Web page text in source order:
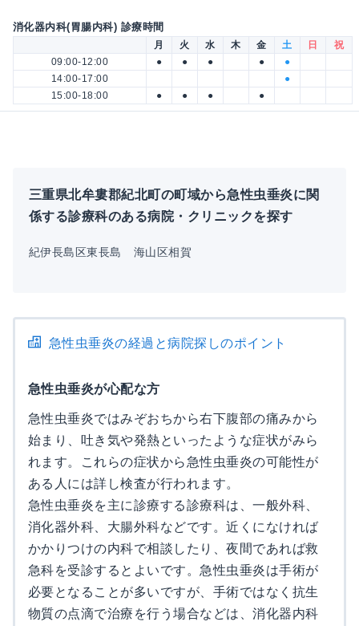
消化器内科(胃腸内科) 診療時間
月 火 水 木 金 土 日
祝
09:00-12:00
● ● ● ●
●
14:00-17:00
●
15:00-18:00
● ● ● ●
三重県北牟婁郡紀北町の町域から急性虫垂炎に関
係する診療科のある病院・クリニックを探す
紀伊長島区東長島 海山区相賀
急性虫垂炎の経過と病院探しのポイント
急性虫垂炎が心配な方
急性虫垂炎ではみぞおちから右下腹部の痛みから
始まり、吐き気や発熱といったような症状がみら
れます。これらの症状から急性虫垂炎の可能性が
ある人には詳し検査が行われます。
急性虫垂炎を主に診療する診療科は、一般外科、
消化器外科、大腸外科などです。近くになければ
かかりつけの内科で相談したり、夜間であれば救
急科を受診するとよいです。急性虫垂炎は手術が
必要となることが多いですが、手術ではなく抗生
物質の点滴で治療を行う場合などは、消化器内科